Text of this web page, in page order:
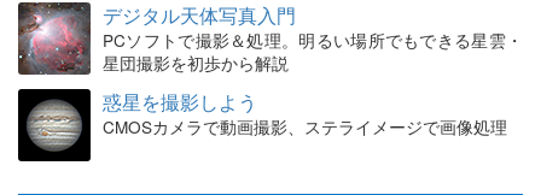
デジタル天体写真入門
PCソフトで撮影＆処理。明るい場所でもできる星雲・
星団撮影を初歩から解説
惑星を撮影しよう
CMOSカメラで動画撮影、ステライメージで画像処理